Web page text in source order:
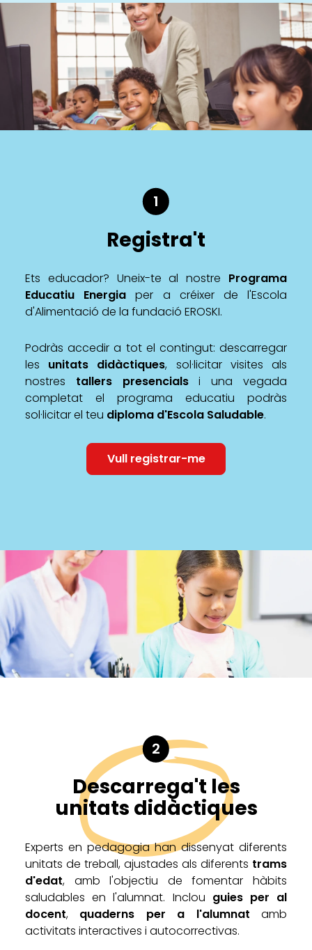
1
Registra't
Ets educador? Uneix-te al nostre Programa
Educatiu Energia per a créixer de l'Escola
d'Alimentació de la fundació EROSKI.
Podràs accedir a tot el contingut: descarregar
les unitats didàctiques, sol·licitar visites als
nostres tallers presencialsi una vegada
completat el programa educatiu podràs
sol·licitar el teu diploma d'Escola Saludable.
Vull registrar-me
2
Descarrega't les
unitats didàctiques
Experts en pedagogia han dissenyat diferents
unitats de treball, ajustades als diferents trams
d'edat, amb l'objectiu de fomentar hàbits
saludables en l'alumnat. Inclou guies per al
docent, quaderns per a l'alumnat amb
activitats interactives i autocorrectivas.